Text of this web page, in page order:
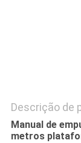
Descrição de
Manual de
metros